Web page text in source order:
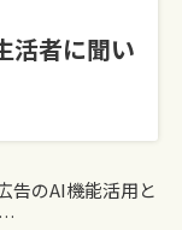
活者に聞い
告のAI機能活用と